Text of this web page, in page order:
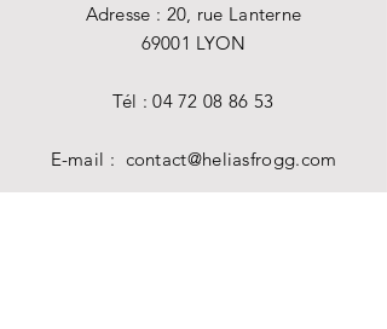
Adresse : 20, rue Lanterne
69001 LYON
Tél :04 72 08 86 53
E-mail : contact@heliasfrogg.com